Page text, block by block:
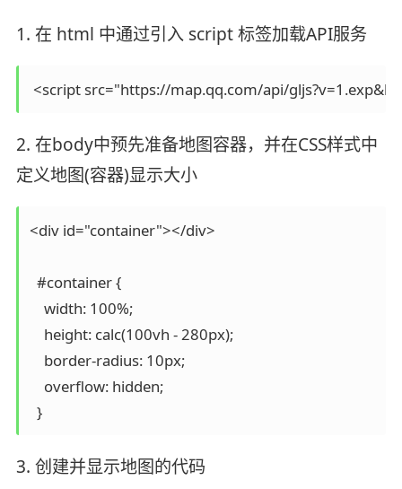
1. 在 html 中通过引入 script 标签加载API服务
2. 在body中预先准备地图容器，并在CSS样式中
定义地图(容器)显示大小
<div id="container"></div>
  #container {
    width: 100%;
    height: calc(100vh - 280px);
    border-radius: 10px;
    overflow: hidden;
  }
3. 创建并显示地图的代码